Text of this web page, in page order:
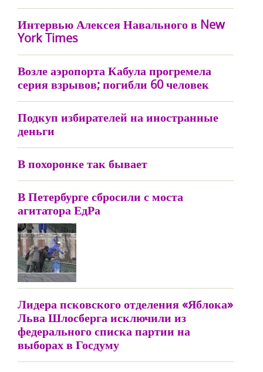
Интервью Алексея Навального в New
York Times
Возле аэропорта Кабула прогремела
серия взрывов; погибли 60 человек
Подкуп избирателей на иностранные
деньги
В похоронке так бывает
В Петербурге сбросили с моста
агитатора ЕдРа
Лидера псковского отделения «Яблока»
Льва Шлосберга исключили из
федерального списка партии на
выборах в Госдуму